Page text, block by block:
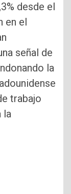
desde el
en el
señal de
la
trabajo
la